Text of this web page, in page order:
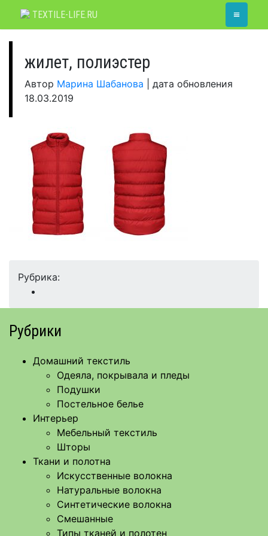
TEXTILE-LIFE.RU ≡
жилет, полиэстер
Автор Марина Шабанова
дата обновления
18.03.2019
Рубрика:
Рубрики
Домашний текстиль
Одеяла, покрывала и пледы
Подушки
Постельное белье
Интерьер
Мебельный текстиль
Шторы
Ткани и полотна
Искусственные волокна
Натуральные волокна
Синтетические волокна
Смешанные
Типы тканей и полотен